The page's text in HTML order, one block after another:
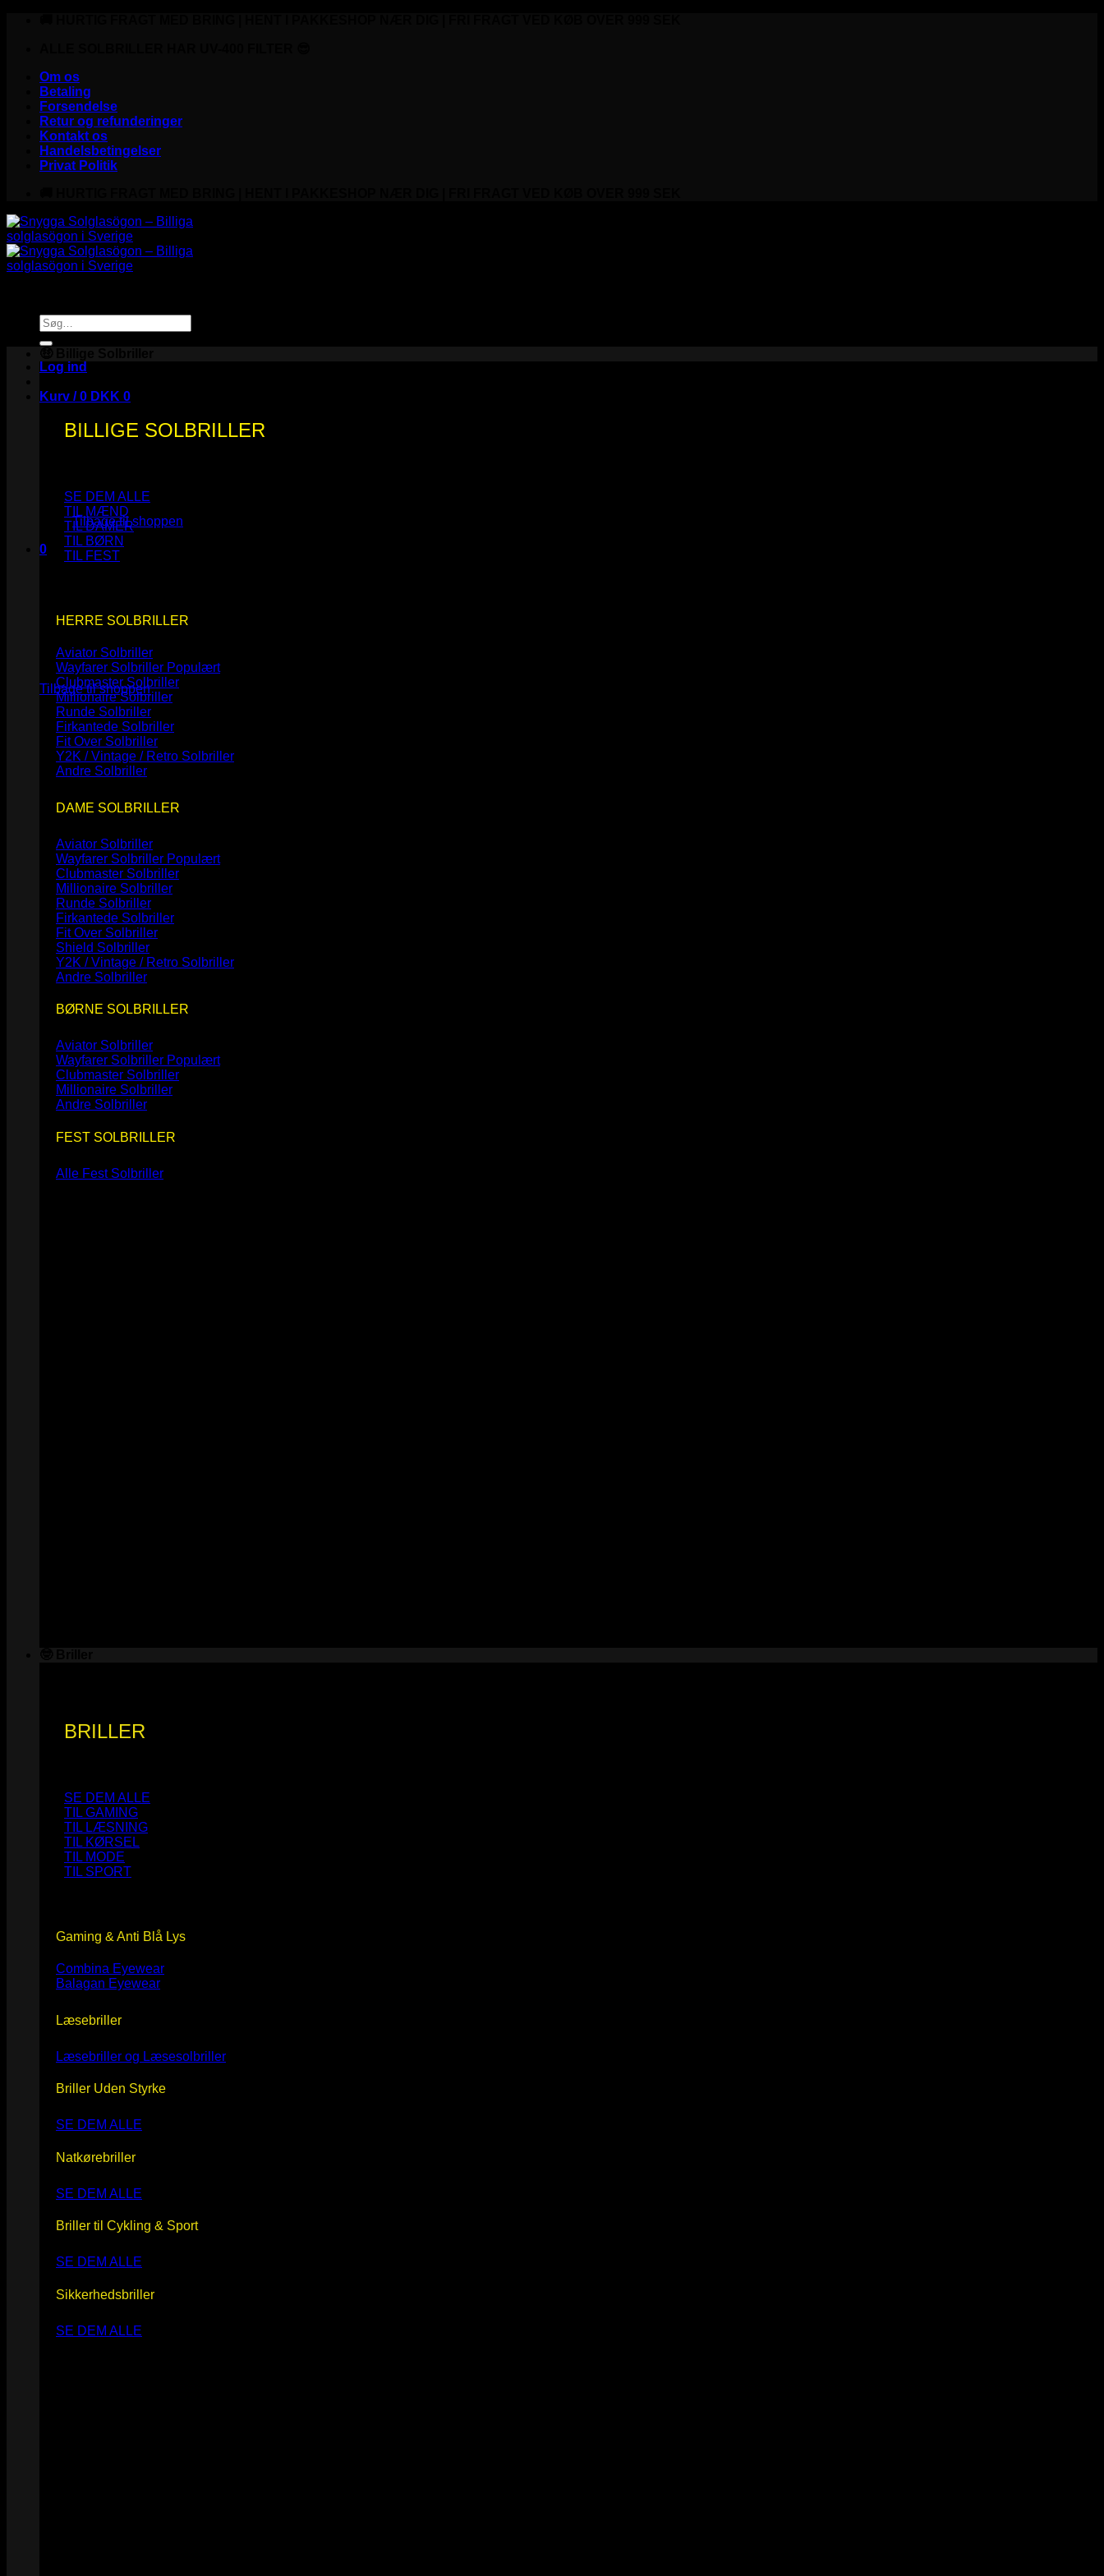
Om os
Betaling
Forsendelse
Retur og refunderinger
Kontakt os
Handelsbetingelser
Privat Politik
Søg
efter:
Log ind
Kurv /0 DKK 0
Ingen varer i kurven.
Tilbage til shoppen
0
Kurv
Ingen varer i kurven.
Tilbage til shoppen
BILLIGE SOLBRILLER
SE DEM ALLE
TIL MÆND
TIL DAMER
TIL BØRN
TIL FEST
HERRE SOLBRILLER
Aviator Solbriller
Wayfarer Solbriller
Clubmaster Solbriller
Millionaire Solbriller
Runde Solbriller
Firkantede Solbriller
Fit Over Solbriller
Y2K / Vintage / Retro Solbriller
Andre Solbriller
DAME SOLBRILLER
Aviator Solbriller
Wayfarer Solbriller
Clubmaster Solbriller
Millionaire Solbriller
Runde Solbriller
Firkantede Solbriller
Fit Over Solbriller
Shield Solbriller
Y2K / Vintage / Retro Solbriller
Andre Solbriller
BØRNE SOLBRILLER
Aviator Solbriller
Wayfarer Solbriller
Clubmaster Solbriller
Millionaire Solbriller
Andre Solbriller
FEST SOLBRILLER
Alle Fest Solbriller
BRILLER
SE DEM ALLE
TIL GAMING
TIL LÆSNING
TIL KØRSEL
TIL MODE
TIL SPORT
Gaming & Anti Blå Lys
Combina Eyewear
Balagan Eyewear
Læsebriller
Læsebriller og Læsesolbriller
Briller Uden Styrke
SE DEM ALLE
Natkørebriller
SE DEM ALLE
Briller til Cykling & Sport
SE DEM ALLE
Sikkerhedsbriller
SE DEM ALLE